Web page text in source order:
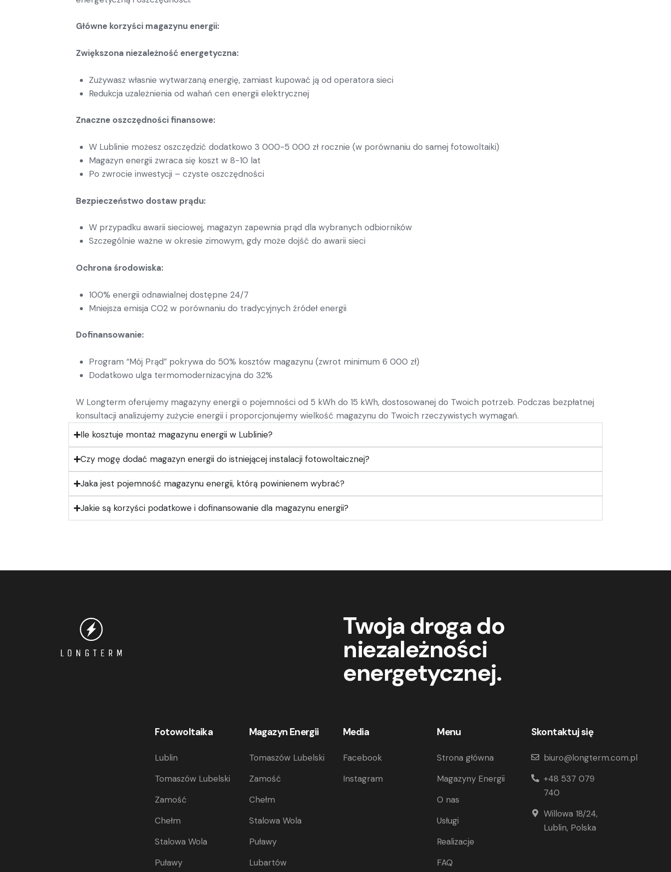
Główne korzyści magazynu energii:
Zwiększona niezależność energetyczna:
Zużywasz własnie wytwarzaną energię, zamiast kupować ją od operatora sieci
Redukcja uzależnienia od wahań cen energii elektrycznej
Znaczne oszczędności finansowe:
W Lublinie możesz oszczędzić dodatkowo 3 000-5 000 zł rocznie (w porównaniu do samej fotowoltaiki)
Magazyn energii zwraca się koszt w 8-10 lat
Po zwrocie inwestycji – czyste oszczędności
Bezpieczeństwo dostaw prądu:
W przypadku awarii sieciowej, magazyn zapewnia prąd dla wybranych odbiorników
Szczególnie ważne w okresie zimowym, gdy może dojść do awarii sieci
Ochrona środowiska:
100% energii odnawialnej dostępne 24/7
Mniejsza emisja CO2 w porównaniu do tradycyjnych źródeł energii
Dofinansowanie:
Program “Mój Prąd” pokrywa do 50% kosztów magazynu (zwrot minimum 6 000 zł)
Dodatkowo ulga termomodernizacyjna do 32%
W Longterm oferujemy magazyny energii o pojemności od 5 kWh do 15 kWh, dostosowanej do Twoich potrzeb. Podczas bezpłatnej
konsultacji analizujemy zużycie energii i proporcjonujemy wielkość magazynu do Twoich rzeczywistych wymagań.
Ile kosztuje montaż magazynu energii w Lublinie?
Czy mogę dodać magazyn energii do istniejącej instalacji fotowoltaicznej?
Jaka jest pojemność magazynu energii, którą powinienem wybrać?
Jakie są korzyści podatkowe i dofinansowanie dla magazynu energii?
Twoja droga do
niezależności
energetycznej.
Fotowoltaika
Lublin
Tomaszów Lubelski
Zamość
Chełm
Stalowa Wola
Puławy
Magazyn Energii
Tomaszów Lubelski
Zamość
Chełm
Stalowa Wola
Puławy
Lubartów
Media
Facebook
Instagram
Menu
Strona główna
Magazyny Energii
O nas
Usługi
Realizacje
FAQ
Skontaktuj się
biuro@longterm.com.pl
+48 537 079
740
Willowa 18/24,
Lublin, Polska